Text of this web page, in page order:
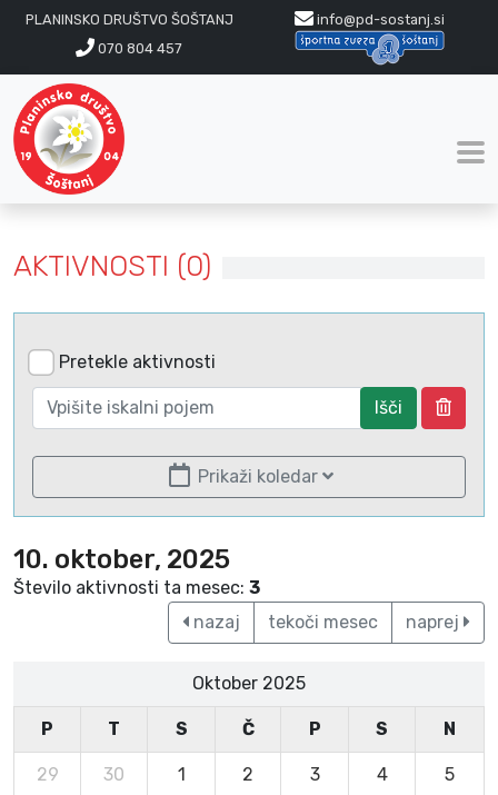
PLANINSKO DRUŠTVO ŠOŠTANJ
info@pd-sostanj.si
070 804 457
AKTIVNOSTI (0)
Pretekle aktivnosti
Išči
Prikaži koledar
10. oktober, 2025
Število aktivnosti ta mesec: 3
nazaj
tekoči mesec naprej
Oktober 2025
P T S Č P S N
29 30 1 2 3 4 5